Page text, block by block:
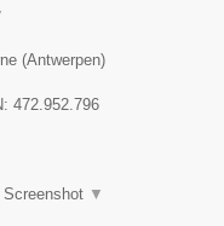
(Antwerpen)
472.952.796
Screenshot ▼